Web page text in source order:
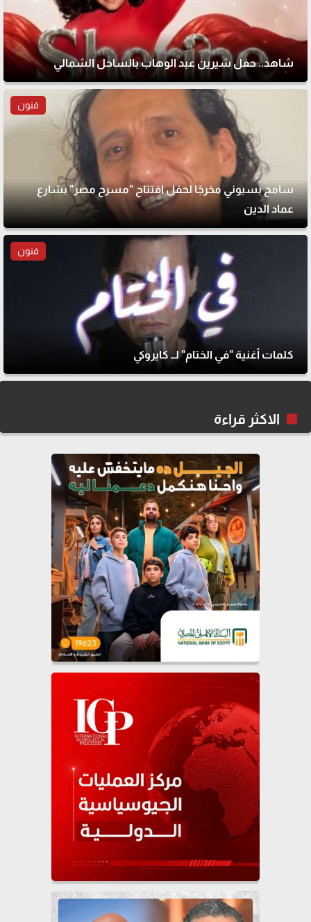
شاهد.. حفل شيرين عبد الوهاب بالساحل الشمالي
فنون
سامح بسيوني مخرجًا لحفل افتتاح "مسرح مصر" بشارع
عماد الدين
فنون
كلمات أغنية "في الختام" لــ كايروكي
الاكثر قراءة